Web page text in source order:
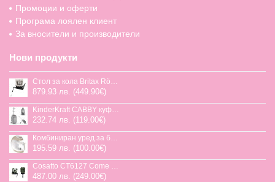
Промоции и оферти
Програма лоялен клиент
За вносители и производители
Нови продукти
Стол за кола Britax Römer Swivel-Grow Max Air, 40-125 см
879.93 лв. (449.90€)
KinderKraft CABBY куфар със седалка
232.74 лв. (119.00€)
Комбиниран уред за бебешка храна Jane Chefkiss, 7 функции
195.59 лв. (100.00€)
Cosatto CT6127 Come and go 2 столче за кола HOGLET
487.00 лв. (249.00€)